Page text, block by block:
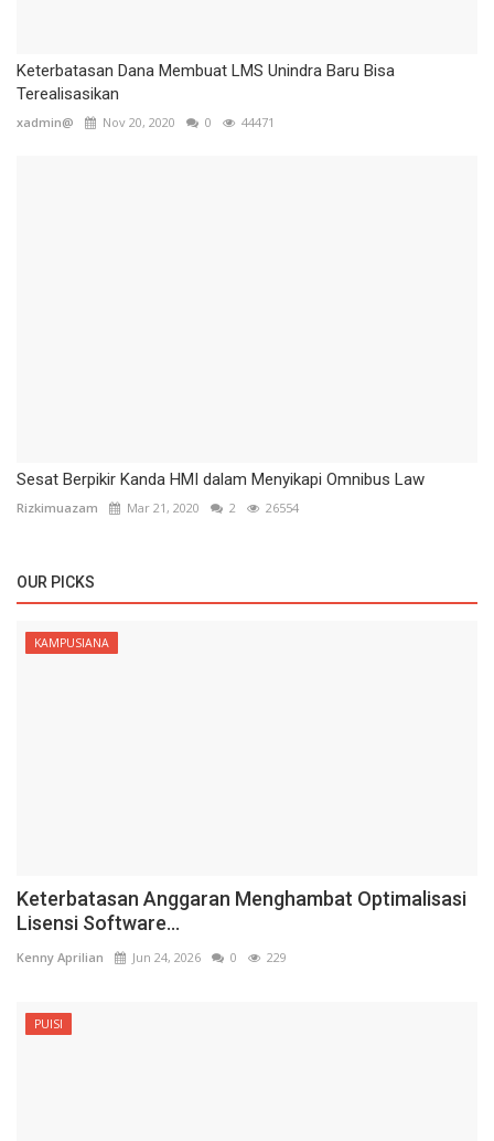
Keterbatasan Dana Membuat LMS Unindra Baru Bisa
Terealisasikan
xadmin@ Nov 20, 2020 0 44471
Sesat Berpikir Kanda HMI dalam Menyikapi Omnibus Law
Rizkimuazam Mar 21, 2020 2 26554
OUR PICKS
KAMPUSIANA
Keterbatasan Anggaran Menghambat Optimalisasi
Lisensi Software...
Kenny Aprilian Jun 24, 2026 0 229
PUISI